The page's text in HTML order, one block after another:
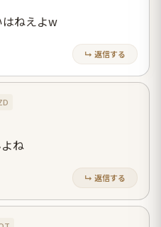
ねえよw
↳ 返信する
ね
↳ 返信する